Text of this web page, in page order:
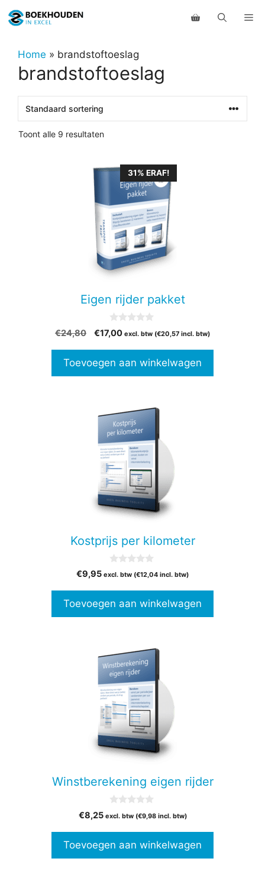
naar
inhoudHome » brandstoftoeslag
brandstoftoeslag
Toont alle 9 resultaten
31% ERAF!
Eigen rijder pakket
0
v
5
€24,80
Oorspronkelijke
€24,80.
€17,00Huidige
€17,00.
excl. btw (€20,57 incl. btw)
Toevoegen aan winkelwagen
Kostprijs per kilometer
v
5
€9,95 excl. btw (€12,04 incl. btw)
Toevoegen aan winkelwagen
Winstberekening eigen rijder
v
5
€8,25 excl. btw (€9,98incl. btw)
Toevoegen aan winkelwagen